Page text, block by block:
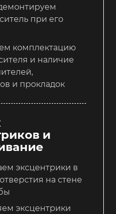
при его
комплектацию
и наличие
и прокладок
и
эксцентрики в
на стене
эксцентрики